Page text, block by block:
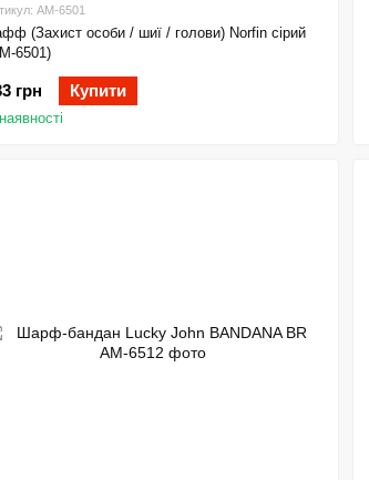
AM-6501
(Захист особи / шиї / голови) Norfin сірий
6501)
грн Купити